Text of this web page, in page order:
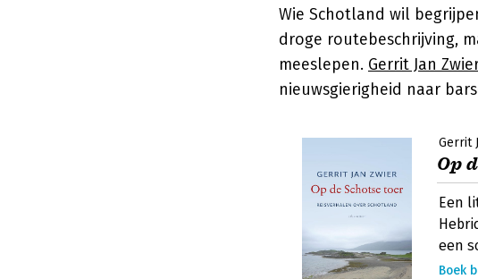
Wie Schotland wil
droge routebeschrijving,
meeslepen. Gerrit Jan
nieuwsgierigheid naar
Gerrit
Op
Een
een
Boek